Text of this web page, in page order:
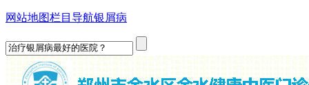
网站地图栏目导航银屑病